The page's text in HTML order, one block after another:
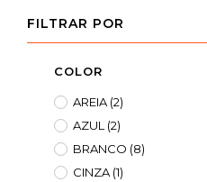
FILTRAR POR
COLOR
AREIA (2)
AZUL (2)
BRANCO (8)
CINZA(1)